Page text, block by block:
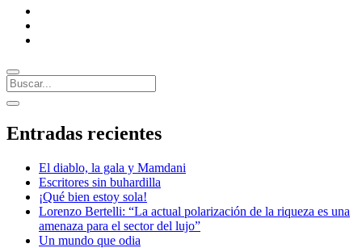
Buscar
Barra
lateral
abrir
lateral
Entradas recientes
El diablo, la gala y Mamdani
Escritores sin buhardilla
¡Qué bien estoy sola!
Lorenzo Bertelli: “La actual polarización de la riqueza es una
amenaza para el sector del lujo”
Un mundo que odia